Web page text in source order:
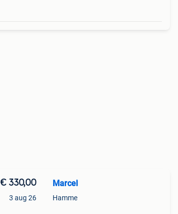
€ 330,00
3 aug 26
Marcel
Hamme